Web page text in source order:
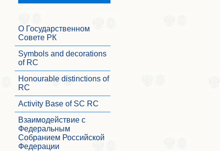
О Государственном
Совете РК
Symbols and decorations
of RC
Honourable distinctions of
RC
Activity Base of SC RC
Взаимодействие с
Федеральным
Собранием Российской
Федерации